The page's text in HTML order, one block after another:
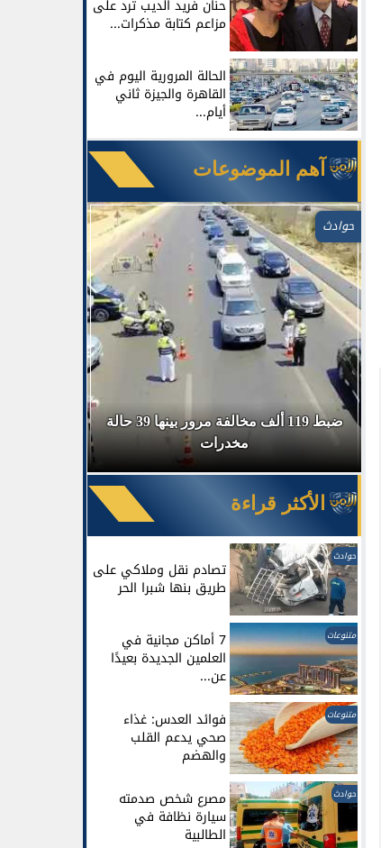
حنان فريد الديب ترد على
مزاعم كتابة مذكرات...
الحالة المرورية اليوم في
القاهرة والجيزة ثاني
أيام...
آهم الموضوعات
حوادث
ضبط 119 ألف مخالفة مرور بينها 39 حالة
مخدرات
الأكثر قراءة
حوادث
تصادم نقل وملاكي على
طريق بنها شبرا الحر
متنوعات 7 أماكن مجانية في
العلمين الجديدة بعيدًا
عن...
متنوعات فوائد العدس: غذاء
صحي يدعم القلب
والهضم
حوادث مصرع شخص صدمته
سيارة نظافة في
الطالبية